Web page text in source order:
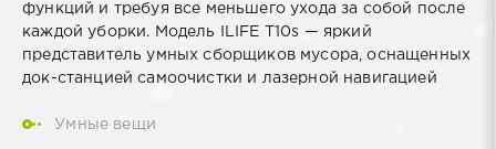
функций и требуя все меньшего ухода за собой после
каждой уборки. Модель ILIFE T10s — яркий
представитель умных сборщиков мусора, оснащенных
док-станцией самоочистки и лазерной навигацией
Умные вещи